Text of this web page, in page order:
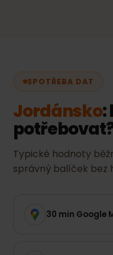
SPOTŘEBA DAT
Jordánsko:
Typické hodnoty
správný balíček bez
30 min Google